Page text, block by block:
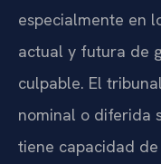
especialmente en
actual y futura de
culpable. El
nominal o diferida
tiene capacidad